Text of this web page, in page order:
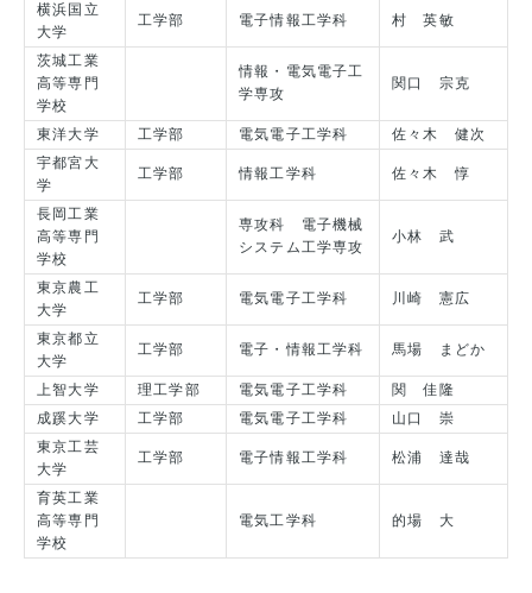
横浜国立
大学
工学部 電子情報工学科 村 英敏
茨城工業
高等専門
学校
情報・電気電子工
学専攻
関口 宗克
東洋大学 工学部 電気電子工学科
佐々木 健次
宇都宮大
学
工学部 情報工学科 佐々木 惇
長岡工業
高等専門
学校
専攻科 電子機械
システム工学専攻
小林 武
東京農工
大学
工学部 電気電子工学科 川崎 憲広
東京都立
大学
工学部 電子・情報工学科 馬場 まどか
上智大学 理工学部 電気電子工学科
関 佳隆
成蹊大学
工学部 電気電子工学科
山口 崇
東京工芸
大学
工学部 電子情報工学科 松浦 達哉
育英工業
高等専門
学校
電気工学科 的場 大